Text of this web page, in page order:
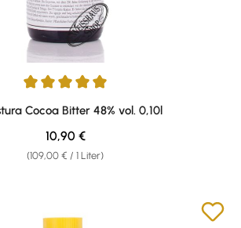
Bewertung von 5 von 5 Sternen
Cocoa Bitter 48% vol. 0,10l
(109,00 € / 1 Liter)
Regulärer Preis:
10,90 €